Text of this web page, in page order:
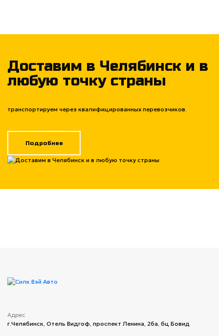
Доставим в Челябинск и в
любую точку страны
транспортируем через квалифицированных перевозчиков.
Подробнее
Адрес
г.Челябинск, ​Отель Видгоф, проспект Ленина, 26а, бц Бовид